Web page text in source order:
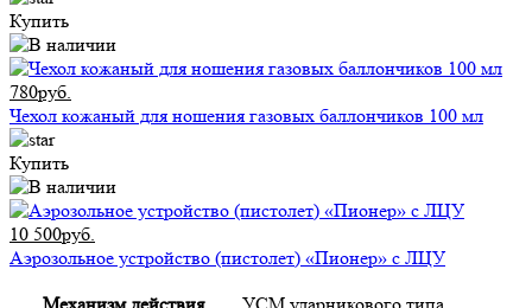
Купить
780руб.
Чехол кожаный для ношения газовых баллончиков 100 мл
Купить
10 500руб.
Аэрозольное устройство (пистолет) «Пионер» с ЛЦУ